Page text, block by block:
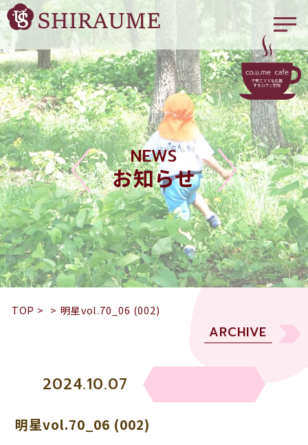
NEWS
お知らせ
TOP > > 明星vol.70_06 (002)
ARCHIVE
2024.10.07
明星vol.70_06 (002)